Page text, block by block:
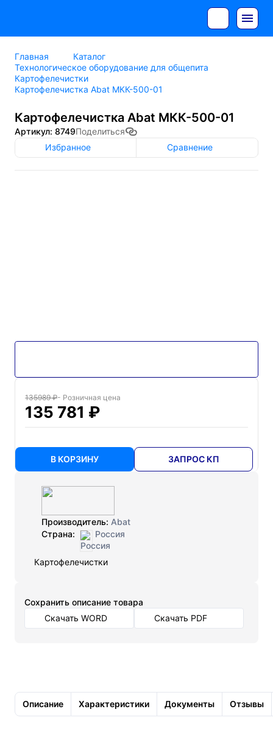
Главная
Каталог
Технологическое оборудование для общепита
Картофелечистки
Картофелечистка Abat МКК-500-01
Картофелечистка Abat МКК-500-01
Артикул: 8749Поделиться
Избранное
Сравнение
135989 ₽- Розничная цена
135 781 ₽
В КОРЗИНУ ЗАПРОС КП
Производитель: Abat
Страна:
Россия
Картофелечистки
Cохранить описание товара
Скачать WORD
Скачать PDF
Описание Характеристики Документы Отзывы